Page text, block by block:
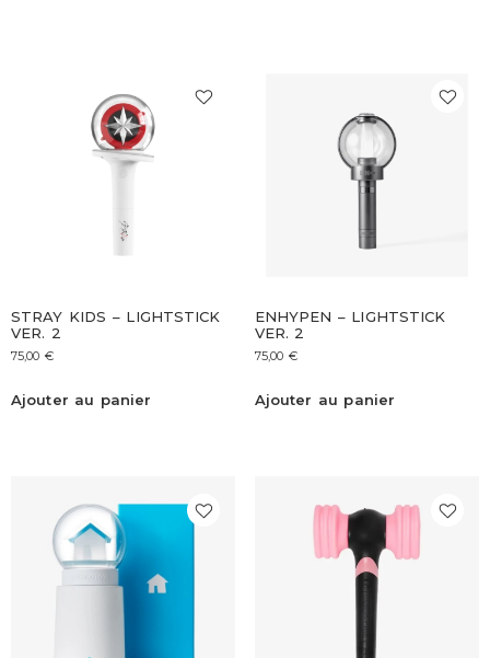
STRAY KIDS – LIGHTSTICK
VER. 2
75,00 €
Ajouter au panier
ENHYPEN – LIGHTSTICK
VER. 2
75,00 €
Ajouter au panier